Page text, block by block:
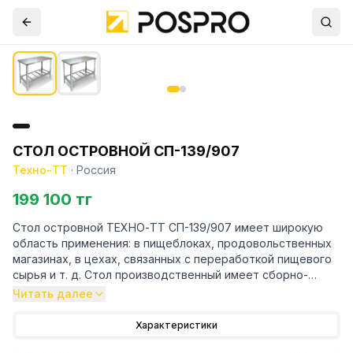
СТОЛ ОСТРОВНОЙ СП-139/907
Техно-ТТ · Россия
199 100 тг
Стол островной ТЕХНО-ТТ СП-139/907 имеет широкую
область применения: в пищеблоках, продовольственных
магазинах, в цехах, связанных с переработкой пищевого
сырья и т. д. Стол производственный имеет сборно-
разборную конструкцию. Он состоит из столешницы и
Столы без борта устанавливаются в центре кухонного
Читать далее
Характеристики